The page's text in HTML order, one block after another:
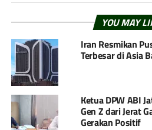
YOU MAY
Iran Resmikan
Terbesar di Asia
Ketua DPW ABI
Gen Z dari Jerat
Gerakan Positif